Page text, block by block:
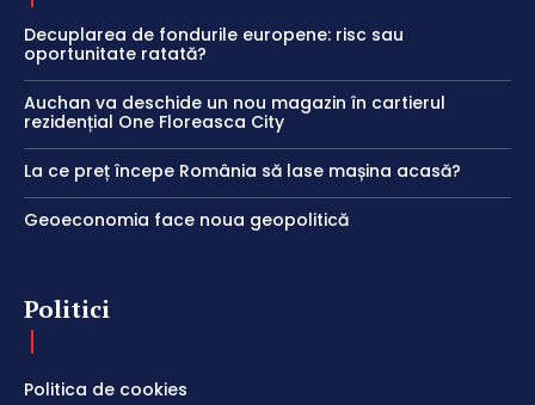
Decuplarea de fondurile europene: risc sau
oportunitate ratată?
Auchan va deschide un nou magazin în cartierul
rezidențial One Floreasca City
La ce preț începe România să lase mașina acasă?
Geoeconomia face noua geopolitică
Politici
Politica de cookies